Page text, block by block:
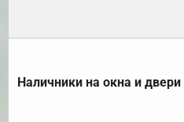
Наличники на окна и двери